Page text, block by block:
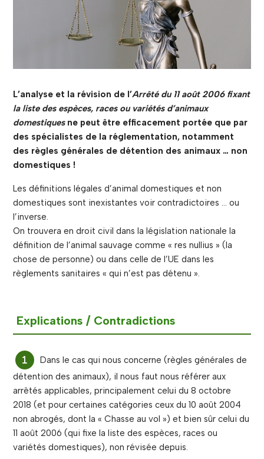
L’analyse et la révision de l’Arrêté du 11 août 2006 fixant
la liste des espèces, races ou variétés d’animaux
domestiques ne peut être efficacement portée que par
des spécialistes de la réglementation, notamment
des règles générales de détention des animaux … non
domestiques !
Les définitions légales d’animal domestiques et non
domestiques sont inexistantes voir contradictoires … ou
l’inverse.
On trouvera en droit civil dans la législation nationale la
définition de l’animal sauvage comme « res nullius » (la
chose de personne) ou dans celle de l’UE dans les
règlements sanitaires « qui n’est pas détenu ».
Explications / Contradictions
Dans le cas qui nous concerne (règles générales de
détention des animaux), il nous faut nous référer aux
arrêtés applicables, principalement celui du 8 octobre
2018 (et pour certaines catégories ceux du 10 août 2004
non abrogés, dont la « Chasse au vol ») et bien sûr celui du
11 août 2006 (qui fixe la liste des espèces, races ou
variétés domestiques), non révisée depuis.